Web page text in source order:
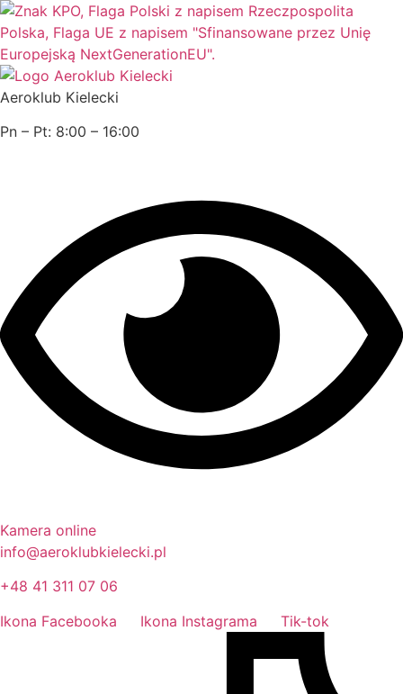
Przejdź
do
treści
Aeroklub Kielecki
Pn – Pt: 8:00 – 16:00
Kamera online
info@aeroklubkielecki.pl
+48 41 311 07 06
Ikona Facebooka
Ikona Instagrama Tik-tok